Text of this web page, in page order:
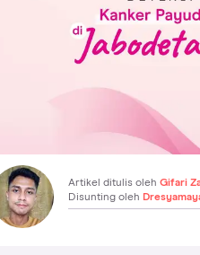
Artikel ditulis oleh Gifari
Disunting oleh